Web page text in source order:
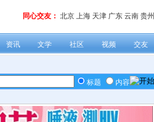
同心交友： 北京 上海 天津 广东 云南 贵州
资讯 文学 社区 视频 交友
标题 内容